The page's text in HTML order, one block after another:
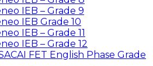
IEB – Grade 9
IEB Grade 10
IEB – Grade 11
IEB – Grade 12
FET English Phase Grade